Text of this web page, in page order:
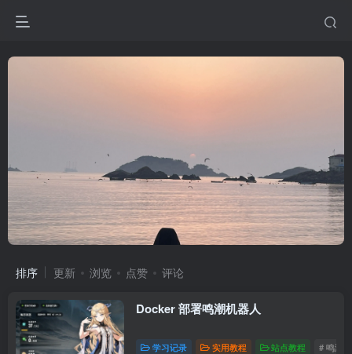
排序 更新 浏览 点赞 评论
Docker 部署鸣潮机器人
学习记录 实用教程 站点教程 # 鸣潮